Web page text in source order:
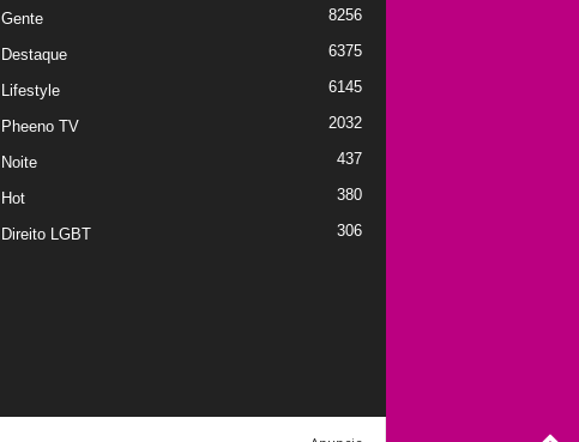
Gente 8256
Destaque 6375
Lifestyle 6145
Pheeno TV 2032
Noite 437
Hot 380
Direito LGBT 306